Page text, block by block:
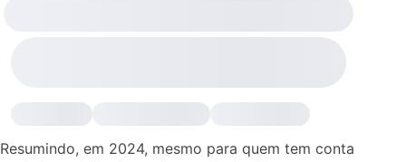
Resumindo, em 2024, mesmo para quem tem conta